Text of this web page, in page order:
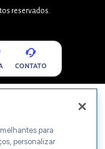
reservados.
CONTATO
para
personalizar